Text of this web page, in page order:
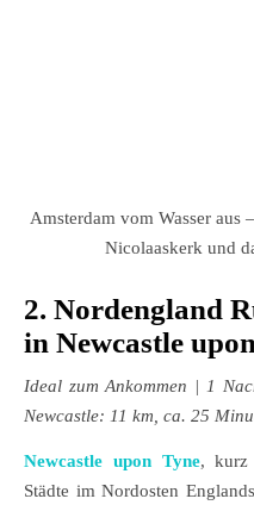
Amsterdam vom Wasser
Nicolaaskerk und
2. Nordengland
in Newcastle
Ideal zum Ankommen | 1
Newcastle: 11 km, ca. 25
Newcastle upon Tyne, kurz
Städte im Nordosten